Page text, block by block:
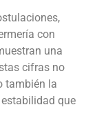
con
una
cifras no
también la
que